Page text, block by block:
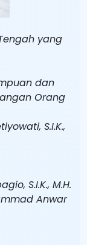
yang
dan
Orang
S.I.K.,
S.I.K., M.H.
Anwar